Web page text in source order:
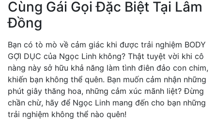
Cùng Gái Gọi Đặc Biệt Tại Lâm
Đồng
Bạn có tò mò về cảm giác khi được trải nghiệm BODY
GỢI DỤC của Ngọc Linh không? Thật tuyệt vời khi cô
nàng này sở hữu khả năng làm tình điên đảo con chim,
khiến bạn không thể quên. Bạn muốn cảm nhận những
phút giây thăng hoa, những cảm xúc mãnh liệt? Đừng
chần chừ, hãy để Ngọc Linh mang đến cho bạn những
trải nghiệm không thể nào quên!